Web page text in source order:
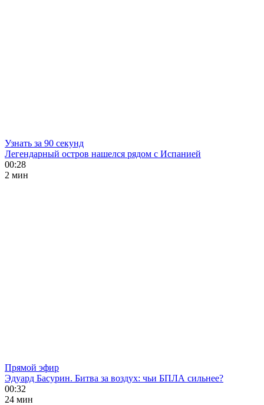
Узнать за 90 секунд
Легендарный остров нашелся рядом с Испанией
00:28
2 мин
Прямой эфир
Эдуард Басурин. Битва за воздух: чьи БПЛА сильнее?
00:32
24 мин